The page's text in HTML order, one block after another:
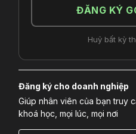
ĐĂNG KÝ
Huỷ bất kỳ
Đăng ký cho doanh nghiệp
Giúp nhân viên của bạn truy
khoá học, mọi lúc, mọi nơi